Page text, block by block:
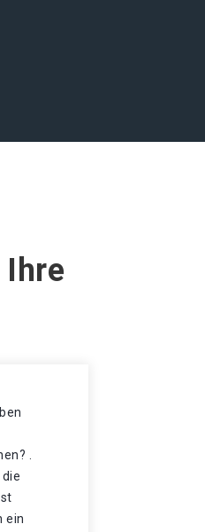
.
ein